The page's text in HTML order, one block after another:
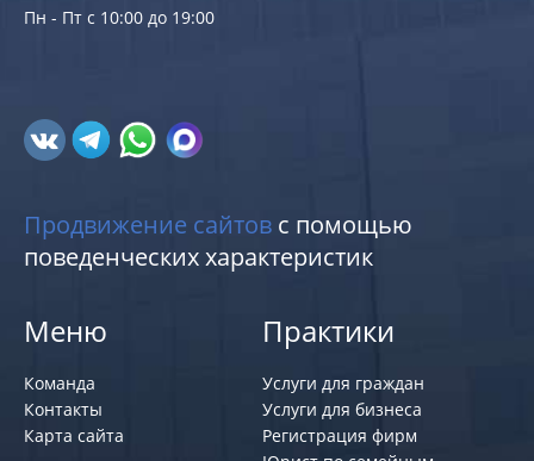
Пн - Пт с 10:00 до 19:00
Продвижение сайтов с помощью
поведенческих характеристик
Меню
Команда
Контакты
Карта сайта
Практики
Услуги для граждан
Услуги для бизнеса
Регистрация фирм